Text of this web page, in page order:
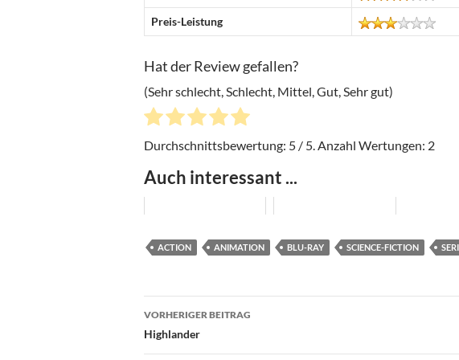
Preis-Leistung
Hat der Review gefallen?
(Sehr schlecht, Schlecht, Mittel, Gut, Sehr gut)
Durchschnittsbewertung: 5 / 5. Anzahl Wertungen: 2
Auch interessant ...
ACTION ANIMATION BLU-RAY SCIENCE-FICTION
Beitragsnavigation
VORHERIGER BEITRAG
Highlander